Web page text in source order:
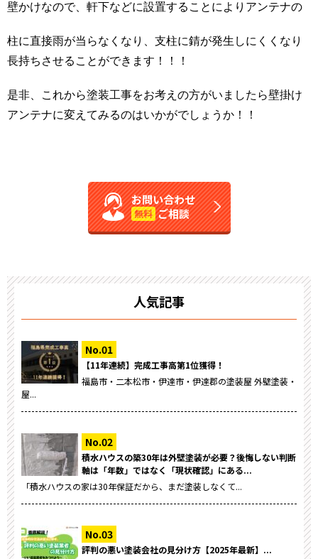
壁かけなので、軒下などに設置することによりアンテナの
柱に直接雨が当らなくなり、支柱に錆が発生しにくくなり
長持ちさせることができます！！！
是非、これから塗装工事をお考えの方がいましたら壁掛け
アンテナに変えてみるのはいかがでしょうか！！
お問い合わせ
無料 ご相談
人気記事
【11年連続】完成工事高第1位獲得！
福島市・二本松市・伊達市・伊達郡の塗装屋 外壁塗装・
屋...
積水ハウスの築30年は外壁塗装が必要？後悔しない判断
軸は「年数」ではなく「現状確認」にある...
「積水ハウスの家は30年保証だから、まだ塗装しなくて...
評判の悪い塗装会社の見分け方【2025年最新】...